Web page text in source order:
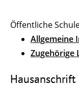
Öffentliche
Allgemeine
Zugehörige
Hausanschrift